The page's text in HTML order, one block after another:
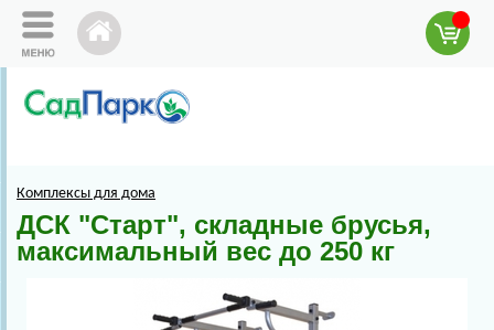
Комплексы для дома
ДСК "Старт", складные брусья,
максимальный вес до 250 кг